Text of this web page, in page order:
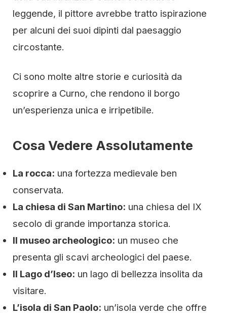
leggende, il pittore avrebbe tratto ispirazione
per alcuni dei suoi dipinti dal paesaggio
circostante.
Ci sono molte altre storie e curiosità da
scoprire a Curno, che rendono il borgo
un’esperienza unica e irripetibile.
Cosa Vedere Assolutamente
La rocca: una fortezza medievale ben
conservata.
La chiesa di San Martino: una chiesa del IX
secolo di grande importanza storica.
Il museo archeologico: un museo che
presenta gli scavi archeologici del paese.
Il Lago d’Iseo: un lago di bellezza insolita da
visitare.
L’isola di San Paolo: un’isola verde che offre